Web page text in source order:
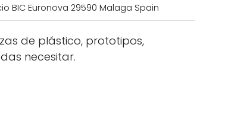
3D
BIC Euronova 29590 Malaga Spain
de plástico, prototipos,
necesitar.